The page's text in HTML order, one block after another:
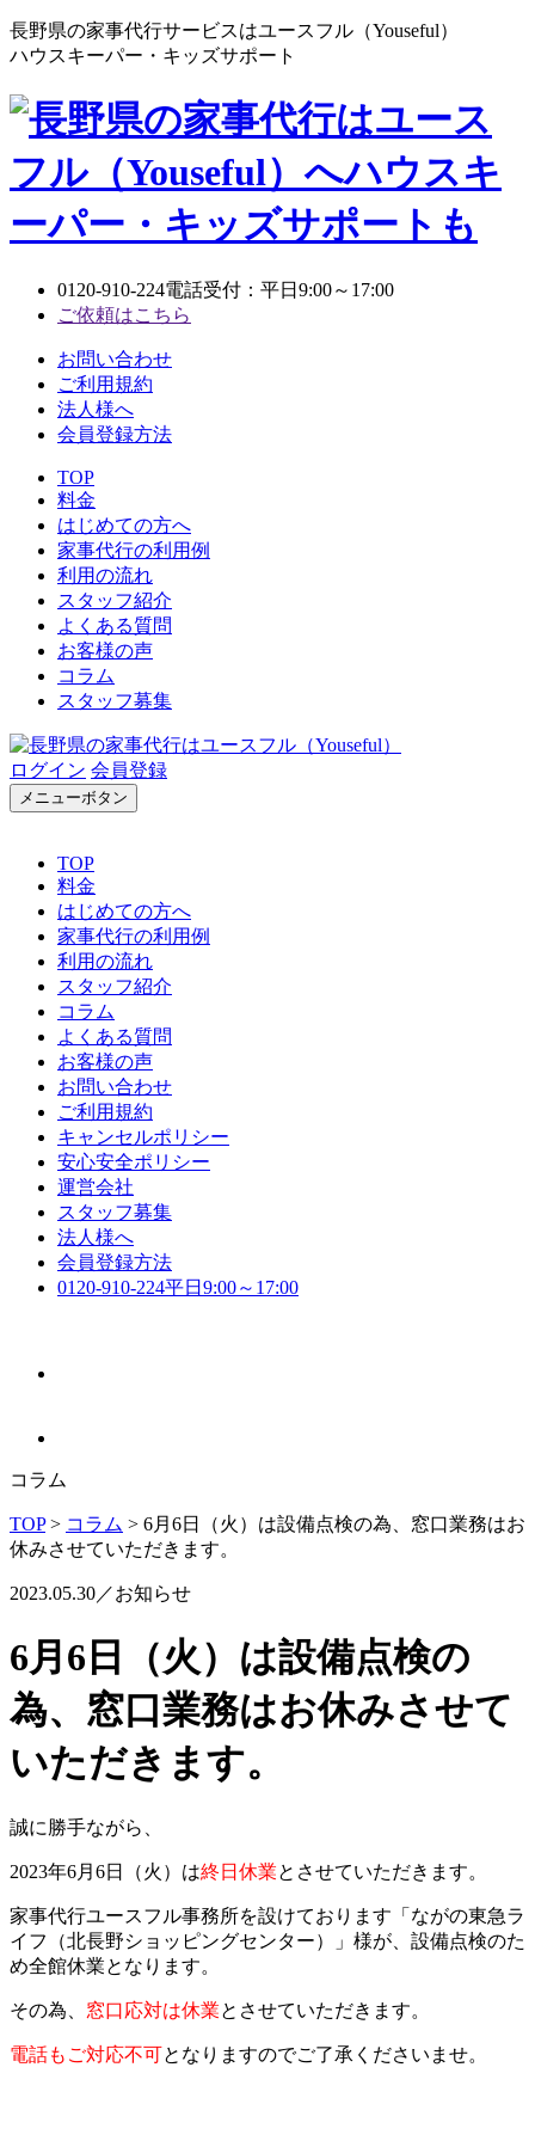
長野県の家事代行サービスはユースフル（Youseful）
ハウスキーパー・キッズサポート
0120-910-224電話受付：平日9:00～17:00
ご依頼はこちら
お問い合わせ
ご利用規約
法人様へ
会員登録方法
TOP
料金
はじめての方へ
家事代行の利用例
利用の流れ
スタッフ紹介
よくある質問
お客様の声
コラム
スタッフ募集
ログイン 会員登録
メニューボタン
TOP
料金
はじめての方へ
家事代行の利用例
利用の流れ
スタッフ紹介
コラム
よくある質問
お客様の声
お問い合わせ
ご利用規約
キャンセルポリシー
安心安全ポリシー
運営会社
スタッフ募集
法人様へ
会員登録方法
0120-910-224平日9:00～17:00
コラム
TOP> コラム > 6月6日（火）は設備点検の為、窓口業務はお
休みさせていただきます。
2023.05.30／お知らせ
6月6日（火）は設備点検の
為、窓口業務はお休みさせて
いただきます。
誠に勝手ながら、
2023年6月6日（火）は終日休業とさせていただきます。
家事代行ユースフル事務所を設けております「ながの東急ラ
イフ（北長野ショッピングセンター）」様が、設備点検のた
め全館休業となります。
その為、 窓口応対は休業とさせていただきます。
電話もご対応不可となりますのでご了承くださいませ。